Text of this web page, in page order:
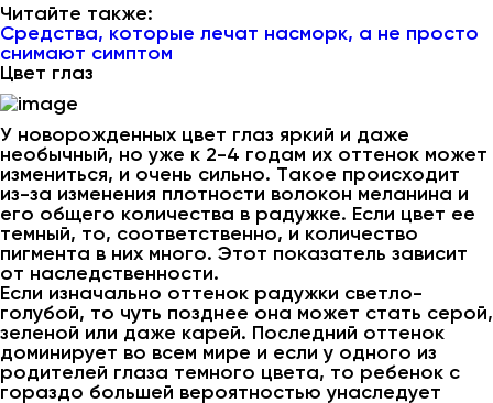
Читайте также:
Средства, которые лечат насморк, а не просто
снимают симптом
Цвет глаз
У новорожденных цвет глаз яркий и даже
необычный, но уже к 2-4 годам их оттенок может
измениться, и очень сильно. Такое происходит
из-за изменения плотности волокон меланина и
его общего количества в радужке. Если цвет ее
темный, то, соответственно, и количество
пигмента в них много. Этот показатель зависит
от наследственности.
Если изначально оттенок радужки светло-
голубой, то чуть позднее она может стать серой,
зеленой или даже карей. Последний оттенок
доминирует во всем мире и если у одного из
родителей глаза темного цвета, то ребенок с
гораздо большей вероятностью унаследует